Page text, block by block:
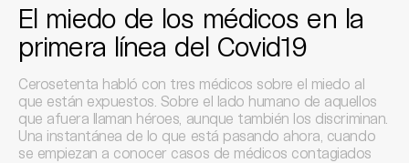
El miedo de los médicos en la
primera línea del Covid19
Cerosetenta habló con tres médicos sobre el miedo al
que están expuestos. Sobre el lado humano de aquellos
que afuera llaman héroes, aunque también los discriminan.
Una instantánea de lo que está pasando ahora, cuando
se empiezan a conocer casos de médicos contagiados